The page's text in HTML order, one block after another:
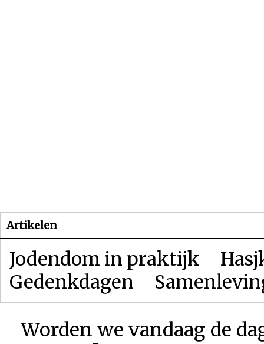
Artikelen
Jodendom in praktijk
Gedenkdagen
Worden we vandaag de